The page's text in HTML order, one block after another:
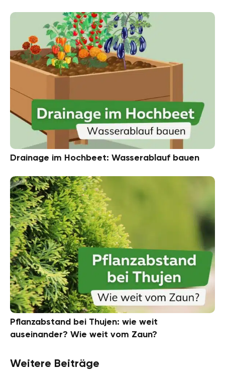
Drainage im Hochbeet: Wasserablauf bauen
Pflanzabstand bei Thujen: wie weit
auseinander? Wie weit vom Zaun?
Weitere Beiträge